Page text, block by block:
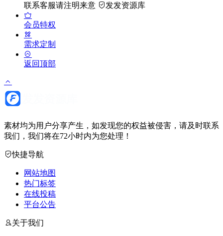
联系客服请注明来意
发发资源库
会员特权
需求定制
返回顶部
素材均为用户分享产生，如发现您的权益被侵害，请及时联系
我们，我们将在72小时内为您处理！
快捷导航
网站地图
热门标签
在线投稿
平台公告
关于我们